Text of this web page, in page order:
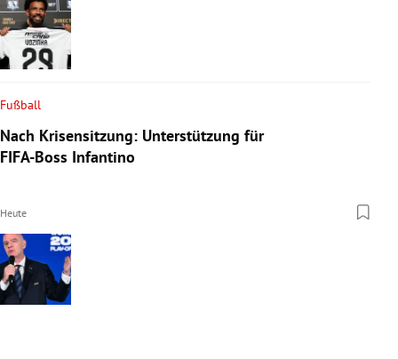
Fußball
Nach Krisensitzung: Unterstützung für
FIFA-Boss Infantino
Heute